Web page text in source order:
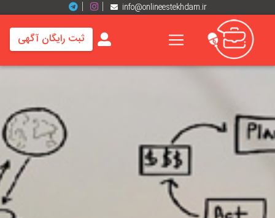
info@onlineestekhdam.ir
خانه
برند
ها
رزومه
ها
ثبت رایگان آگهی